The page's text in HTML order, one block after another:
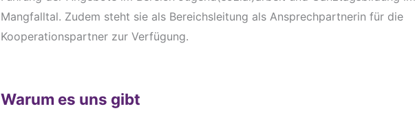
Mangfalltal. Zudem steht sie als Bereichsleitung als Ansprechpartnerin für die
Kooperationspartner zur Verfügung.
Warum es uns gibt